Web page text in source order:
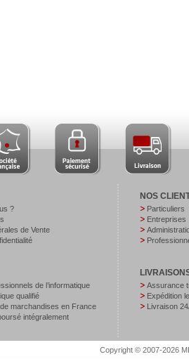
?
de Vente
de l’informatique
qualifié
marchandises en France
intégralement
NOS
Particuliers
Entreprises
Assurance
Expédition
Livraison
Copyright © 2007-2026